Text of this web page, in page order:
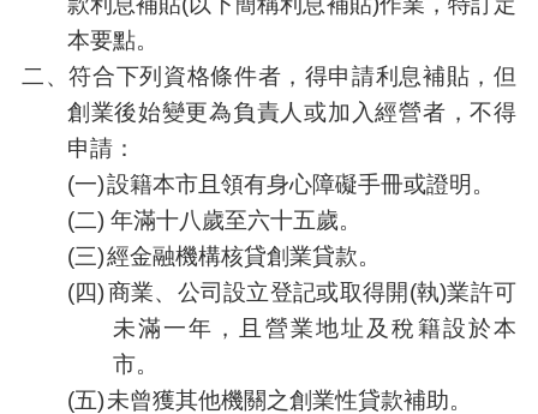
案
本要點。
二、符合下列資格條件者，得申請利息補貼，但
創業後始變更為負責人或加入經營者，不得
申請：
(一)設籍本市且領有身心障礙手冊或證明。
(二) 年滿十八歲至六十五歲。
(三)經金融機構核貸創業貸款。
(四)商業、公司設立登記或取得開(執)業許可
未滿一年，且營業地址及稅籍設於本
市。
(五)未曾獲其他機關之創業性貸款補助。